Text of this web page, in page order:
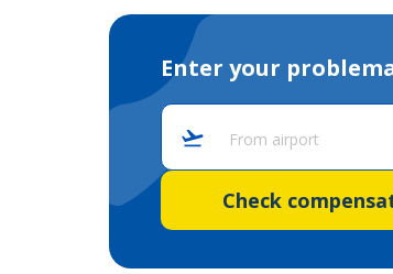
Enter your
From airport
Check